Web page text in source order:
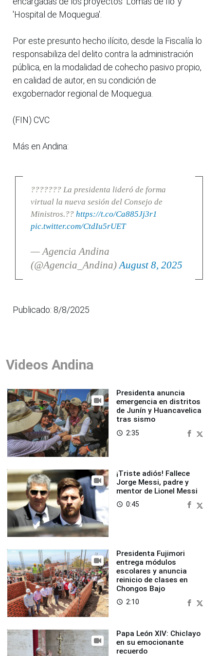
'Hospital de Moquegua'.
Por este presunto hecho ilícito, desde la Fiscalía lo
responsabiliza del delito contra la administración
pública, en la modalidad de cohecho pasivo propio,
en calidad de autor, en su condición de
exgobernador regional de Moquegua.
(FIN) CVC
Más en Andina:
??????? La presidenta lideró de forma
virtual la nueva sesión del Consejo de
Ministros.?? https://t.co/Ca885Jj3r1
pic.twitter.com/CtdIu5rUET
— Agencia Andina
(@Agencia_Andina)August 8, 2025
Publicado: 8/8/2025
Videos Andina
Presidenta anuncia
emergencia en distritos
de Junín y Huancavelica
tras sismo
access_time 2:35
¡Triste adiós! Fallece
Jorge Messi, padre y
mentor de Lionel Messi
access_time 0:45
Presidenta Fujimori
entrega módulos
escolares y anuncia
reinicio de clases en
Chongos Bajo
access_time 2:10
Papa León XIV: Chiclayo
en su emocionante
recuerdo